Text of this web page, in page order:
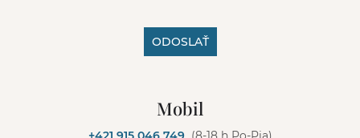
ODOSLAŤ
Mobil